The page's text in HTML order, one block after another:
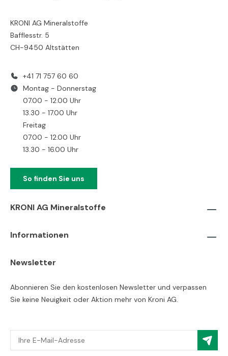
KRONI AG Mineralstoffe
Bafflesstr. 5
CH-9450 Altstätten
+41 71 757 60 60
Montag - Donnerstag
07.00 - 12.00 Uhr
13.30 - 17.00 Uhr
Freitag
07.00 - 12.00 Uhr
13.30 - 16.00 Uhr
So finden Sie uns
KRONI AG Mineralstoffe
Informationen
Newsletter
Abonnieren Sie den kostenlosen Newsletter und verpassen
Sie keine Neuigkeit oder Aktion mehr von Kroni AG.